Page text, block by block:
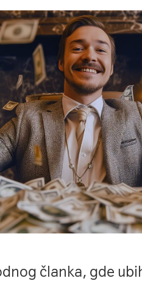
članka, gde